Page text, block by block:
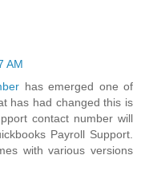
AM
has emerged one of
has had changed this is
contact number will
Payroll Support.
with various versions